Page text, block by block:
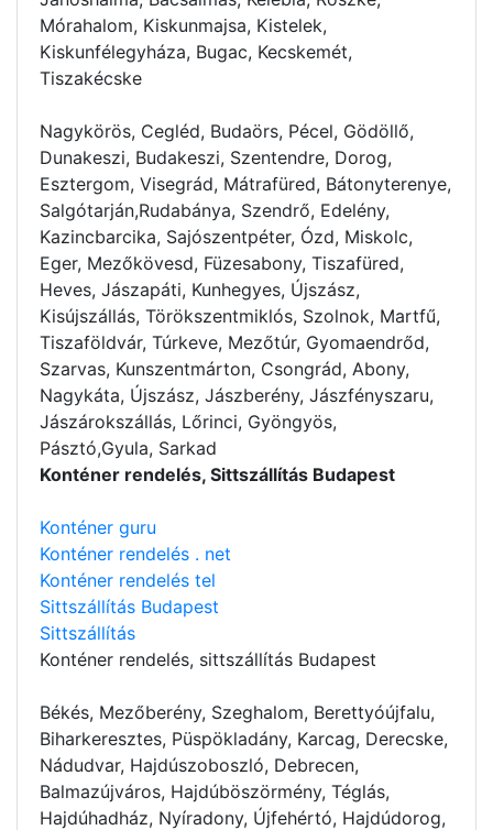
Mórahalom, Kiskunmajsa, Kistelek,
Kiskunfélegyháza, Bugac, Kecskemét,
Tiszakécske
Nagykörös, Cegléd, Budaörs, Pécel, Gödöllő,
Dunakeszi, Budakeszi, Szentendre, Dorog,
Esztergom, Visegrád, Mátrafüred, Bátonyterenye,
Salgótarján,Rudabánya, Szendrő, Edelény,
Kazincbarcika, Sajószentpéter, Ózd, Miskolc,
Eger, Mezőkövesd, Füzesabony, Tiszafüred,
Heves, Jászapáti, Kunhegyes, Újszász,
Kisújszállás, Törökszentmiklós, Szolnok, Martfű,
Tiszaföldvár, Túrkeve, Mezőtúr, Gyomaendrőd,
Szarvas, Kunszentmárton, Csongrád, Abony,
Nagykáta, Újszász, Jászberény, Jászfényszaru,
Jászárokszállás, Lőrinci, Gyöngyös,
Pásztó,Gyula, Sarkad
Konténer rendelés, Sittszállítás Budapest
Konténer guru
Konténer rendelés . net
Konténer rendelés tel
Sittszállítás Budapest
Sittszállítás
Konténer rendelés, sittszállítás Budapest
Békés, Mezőberény, Szeghalom, Berettyóújfalu,
Biharkeresztes, Püspökladány, Karcag, Derecske,
Nádudvar, Hajdúszoboszló, Debrecen,
Balmazújváros, Hajdúböszörmény, Téglás,
Hajdúhadház, Nyíradony, Újfehértó, Hajdúdorog,